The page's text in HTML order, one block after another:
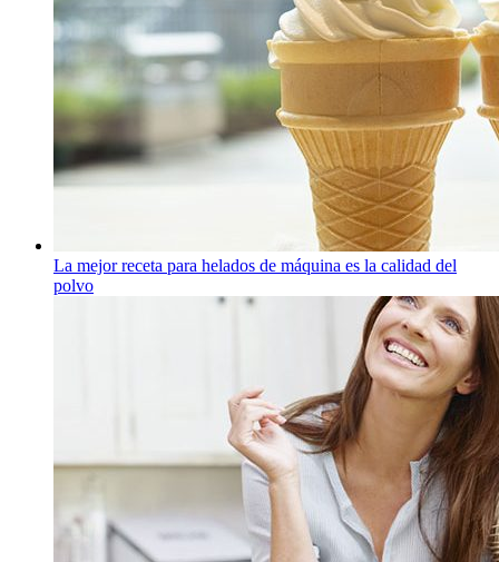
La mejor receta para helados de máquina es la calidad del
polvo